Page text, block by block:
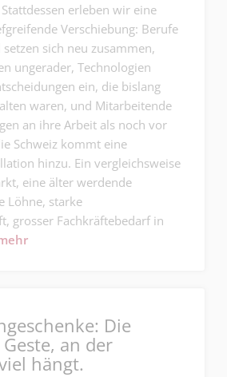
erleben wir eine
Verschiebung: Berufe
sich neu zusammen,
ungerader, Technologien
ein, die bislang
waren, und Mitarbeitende
an ihre Arbeit als noch vor
Schweiz kommt eine
hinzu. Ein vergleichsweise
eine älter werdende
Löhne, starke
grosser Fachkräftebedarf in
Die
an der
hängt.